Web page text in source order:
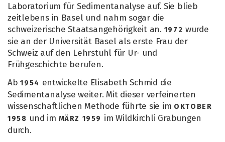
Laboratorium für Sedimentanalyse auf. Sie blieb
zeitlebens in Basel und nahm sogar die
schweizerische Staatsangehörigkeit an. 1972 wurde
sie an der Universität Basel als erste Frau der
Schweiz auf den Lehrstuhl für Ur- und
Frühgeschichte berufen.
Ab1954 entwickelte Elisabeth Schmid die
Sedimentanalyse weiter. Mit dieser verfeinerten
wissenschaftlichen Methode führte sie im OKTOBER
1958 und im MÄRZ 1959 im Wildkirchli Grabungen
durch.